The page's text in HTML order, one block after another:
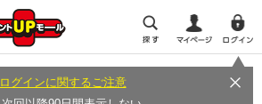
ログインに関するご注意